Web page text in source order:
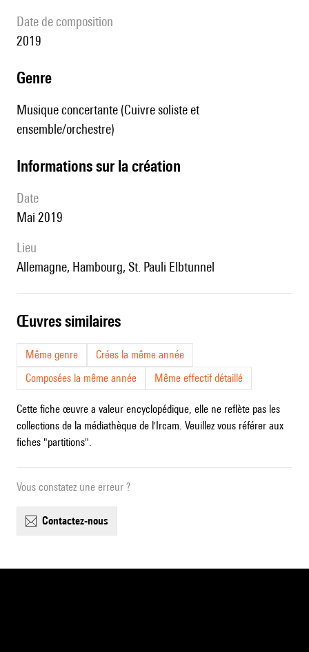
date de composition
2019
genre
Musique concertante (Cuivre soliste et
ensemble/orchestre)
informations sur la création
date
Mai 2019
lieu
Allemagne, Hambourg, St. Pauli Elbtunnel
œuvres similaires
Même genre
Crées la même année
Composées la même année
Même effectif détaillé
Cette fiche œuvre a valeur encyclopédique, elle ne reflète pas les
collections de la médiathèque de l'Ircam. Veuillez vous référer aux
fiches "partitions".
Vous constatez une erreur ?
contactez-nous